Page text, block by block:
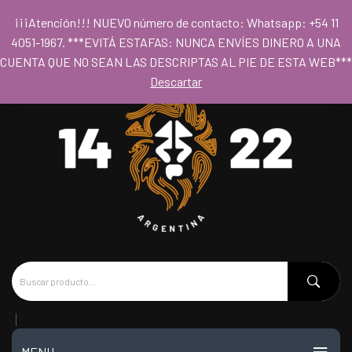
- Horario 09hs a 18hs
¡¡¡Atención!!! NUEVO número de contacto: Whatsapp: +54 11
4051-1967. ***EVITÁ ESTAFAS: NUNCA ENVÍES DINERO A UNA
CUENTA QUE NO SEAN LAS DESCRIPTAS AL PIE DE ESTA WEB***
Descartar